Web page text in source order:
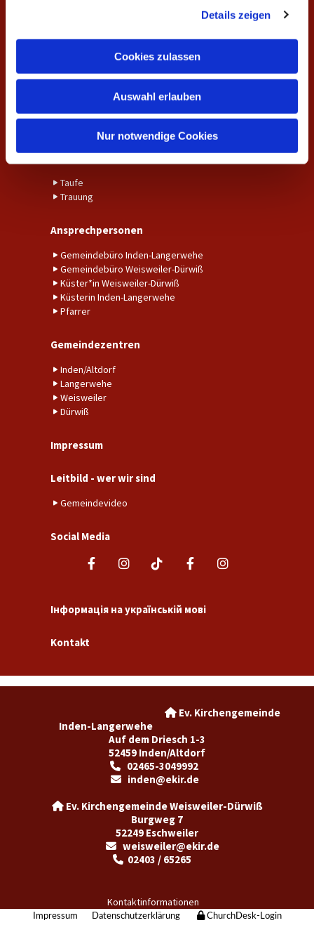
Details zeigen
Cookies zulassen
Auswahl erlauben
Nur notwendige Cookies
Aktuelle Nachrichten aus der Gemeinde
Kalender
Amtshandlungen
Taufe
Trauung
Ansprechpersonen
Gemeindebüro Inden-Langerwehe
Gemeindebüro Weisweiler-Dürwiß
Küster*in Weisweiler-Dürwiß
Küsterin Inden-Langerwehe
Pfarrer
Gemeindezentren
Inden/Altdorf
Langerwehe
Weisweiler
Dürwiß
Impressum
Leitbild - wer wir sind
Gemeindevideo
Social Media
Інформація на українській мові
Kontakt
Ev. Kirchengemeinde
Inden-Langerwehe
Auf dem Driesch 1-3
52459 Inden/Altdorf
02465-3049992
 inden@ekir.de
Ev. Kirchengemeinde Weisweiler-Dürwiß
Burgweg 7
52249 Eschweiler
weisweiler@ekir.de
02403 / 65265
Kontaktinformationen
Impressum Datenschutzerklärung ChurchDesk-Login